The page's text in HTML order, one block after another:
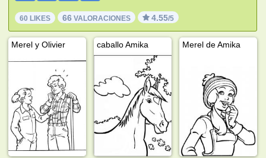
60 LIKES 66 VALORACIONES 4.55/5
Merel y Olivier caballo Amika Merel de Amika